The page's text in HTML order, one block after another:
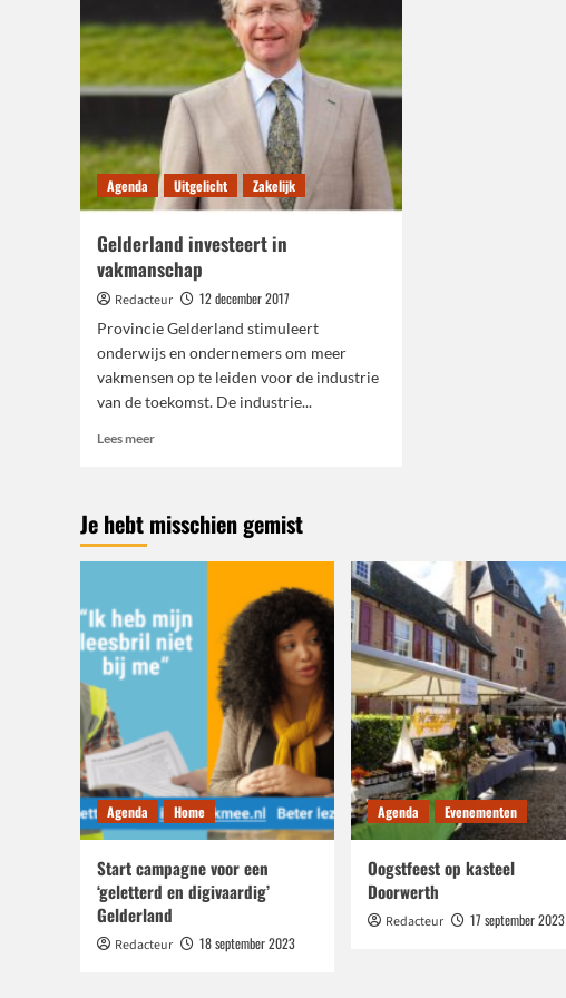
Agenda Uitgelicht Zakelijk
Gelderland investeert in
vakmanschap
Redacteur
12 december 2017
Provincie Gelderland stimuleert
onderwijs en ondernemers om meer
vakmensen op te leiden voor de industrie
van de toekomst. De industrie...
Lees meerLees
investeert
vakmanschap
Je hebt misschien gemist
Agenda Home
Start campagne voor een
‘geletterd en digivaardig’
Gelderland
Redacteur 18 september 2023
Agenda Evenementen
Oogstfeest op kasteel
Doorwerth
Redacteur 17 september 2023